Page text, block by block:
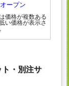
ープン
価格が複数ある
い価格が表示さ
・別注サ